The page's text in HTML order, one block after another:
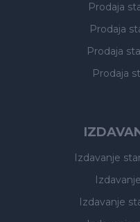
Prodaja
Prodaja
Prodaja
Prodaja
Izdavanje
Izdavanje